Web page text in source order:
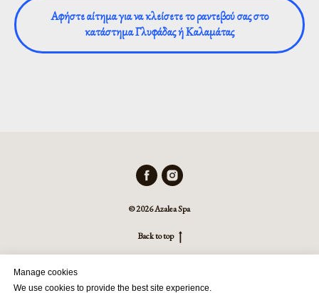
Αφήστε αίτημα για να κλείσετε το ραντεβού σας στο
κατάστημα Γλυφάδας ή Καλαμάτας
© 2026 Azalea Spa
Back to top
Manage cookies
We use cookies to provide the best site experience.